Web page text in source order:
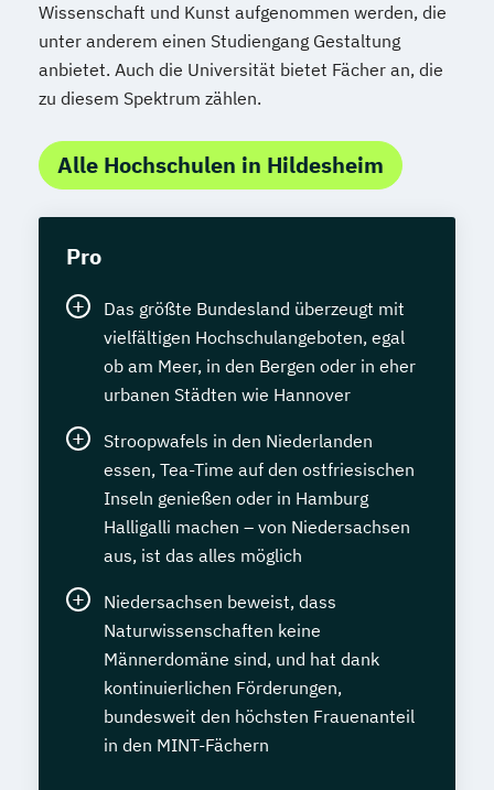
Wissenschaft und Kunst aufgenommen werden, die
unter anderem einen Studiengang Gestaltung
anbietet. Auch die Universität bietet Fächer an, die
zu diesem Spektrum zählen.
Alle Hochschulen in Hildesheim
Pro
Das größte Bundesland überzeugt mit
vielfältigen Hochschulangeboten, egal
ob am Meer, in den Bergen oder in eher
urbanen Städten wie Hannover
Stroopwafels in den Niederlanden
essen, Tea-Time auf den ostfriesischen
Inseln genießen oder in Hamburg
Halligalli machen – von Niedersachsen
aus, ist das alles möglich
Niedersachsen beweist, dass
Naturwissenschaften keine
Männerdomäne sind, und hat dank
kontinuierlichen Förderungen,
bundesweit den höchsten Frauenanteil
in den MINT-Fächern